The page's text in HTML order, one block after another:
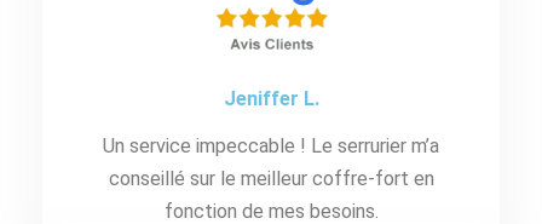
Jeniffer L.
Un service impeccable ! Le serrurier m’a
conseillé sur le meilleur coffre-fort en
fonction de mes besoins.